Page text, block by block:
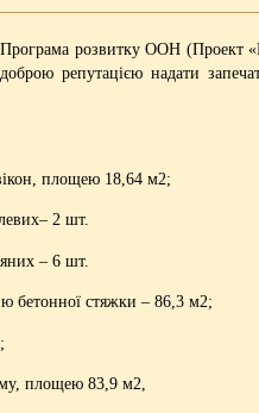
Програма розвитку ООН (Проект
доброю репутацією надати
площею 18,64 м2;
2 шт.
– 6 шт.
бетонної стяжки – 86,3 м2;
площею 83,9 м2,